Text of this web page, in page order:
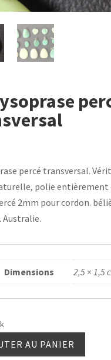
percé transversal.
polie entièrement
2mm pour cordon.
Australie.
Dimensions 2,5 × 1,5
AU PANIER